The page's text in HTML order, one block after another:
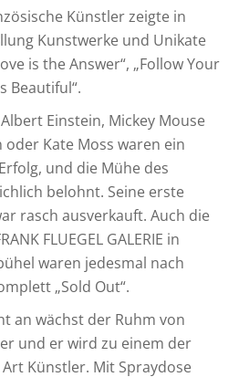
Künstler zeigte in
Kunstwerke und Unikate
is the Answer“, „Follow Your
Beautiful“.
Einstein, Mickey Mouse
oder Kate Moss waren ein
und die Mühe des
belohnt. Seine erste
rasch ausverkauft. Auch die
FLUEGEL GALERIE in
waren jedesmal nach
„Sold Out“.
an wächst der Ruhm von
und er wird zu einem der
Künstler. Mit Spraydose